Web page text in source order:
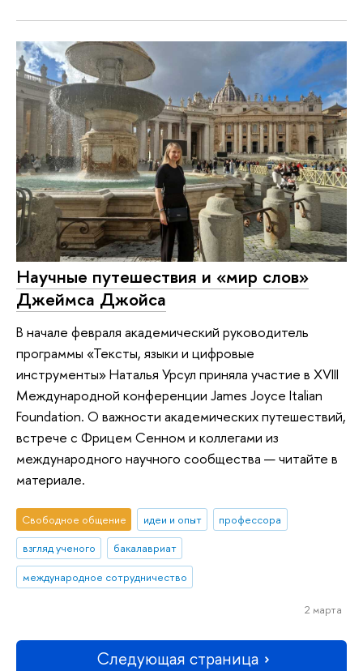
Научные путешествия и «мир слов»
Джеймса Джойса
В начале февраля академический руководитель
программы «Тексты, языки и цифровые
инструменты» Наталья Урсул приняла участие в XVIII
Международной конференции James Joyce Italian
Foundation. О важности академических путешествий,
встрече с Фрицем Сенном и коллегами из
международного научного сообщества — читайте в
материале.
Свободное общение идеи и опыт
профессора
взгляд ученого
бакалавриат
международное сотрудничество
2 марта
Следующая страница